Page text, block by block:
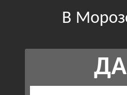
В
ДА